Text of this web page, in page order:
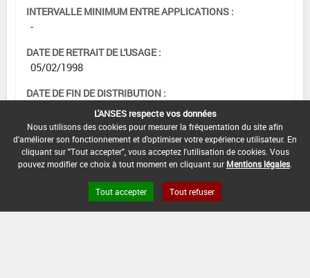
INTERVALLE MINIMUM ENTRE APPLICATIONS :
-
DATE DE RETRAIT DE L'USAGE :
05/02/1998
DATE DE FIN DE DISTRIBUTION :
DATE DE FIN D'UTILISATION :
-
L'ANSES respecte vos données
Nous utilisons des cookies pour mesurer la fréquentation du site afin
d'améliorer son fonctionnement et d'optimiser votre expérience utilisateur. En
cliquant sur "Tout accepter", vous acceptez l'utilisation de cookies. Vous
pouvez modifier ce choix à tout moment en cliquant sur Mentions légales
Tout accepter Tout refuser